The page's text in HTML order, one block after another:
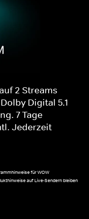
2 Streams
Digital 5.1
7 Tage
Jederzeit
für WOW
auf Live-Sendern bleiben